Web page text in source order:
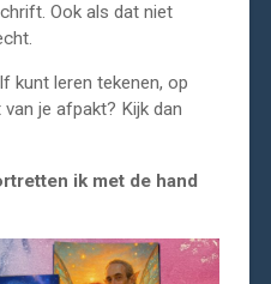
Ook als dat niet
kunt leren tekenen, op
je afpakt? Kijk dan
ik met de hand